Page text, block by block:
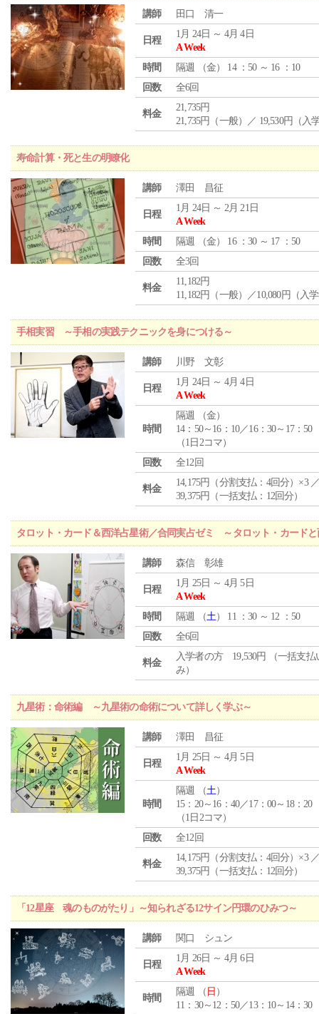
講師 田口 清一
日程
1月 24日 ～ 4月 4日
A Week
時間
隔週 （金） 14 ：50 ～ 16 ：10
回数
全6回
料金
21,735円
21,735円（一般）／ 19,530円（入
寿命計算・死と生の明瞭化
講師 澤田 昌征
日程
1月 24日 ～ 2月 21日
A Week
時間
隔週 （金） 16 ：30 ～ 17 ：50
回数
全3回
料金
11,182円
11,182円（一般）／10,080円（入
手相実習 ～手相の実践テクニックを身につける～
講師 川野 文彰
日程
1月 24日 ～ 4月 4日
A Week
時間
隔週 （金）
14：50～16：10／16：30～17：50
（1日2コマ）
回数
全12回
料金
14,175円（分割支払：4回分）×3
39,375円（一括支払：12回分）
タロット・カード＆西洋占星術／合同実占ゼミ ～タロット・カード
講師 森信 彰雄
日程
1月 25日 ～ 4月 5日
A Week
時間
隔週 （土） 11 ：30 ～ 12 ：50
回数
全6回
料金
入学者の方 19,530円 （一括支払
み）
九星術：命術編 ～九星術の命術について詳しく学ぶ～
講師 澤田 昌征
日程
1月 25日 ～ 4月 5日
A Week
時間
隔週 （土）
15：20～16：40／17：00～18：20
（1日2コマ）
回数
全12回
料金
14,175円（分割支払：4回分）×3
39,375円（一括支払：12回分）
「12星座 魂のものがたり」～知られざる12サイン円環のひみつ～
講師 関口 シュン
日程
1月 26日 ～ 4月 6日
A Week
時間
隔週 （ 日 ）
11：30～12：50／13：10～14：30